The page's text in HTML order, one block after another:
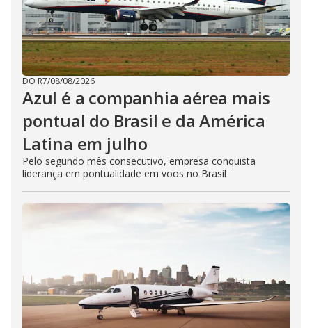
DO R7/08/08/2026
Azul é a companhia aérea mais
pontual do Brasil e da América
Latina em julho
Pelo segundo mês consecutivo, empresa conquista
liderança em pontualidade em voos no Brasil